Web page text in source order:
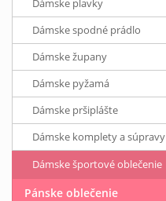
Dámske plavky
Dámske spodné prádlo
Dámske župany
Dámske pyžamá
Dámske pršiplášte
Dámske komplety a súpravy
Dámske športové oblečenie
Pánske oblečenie